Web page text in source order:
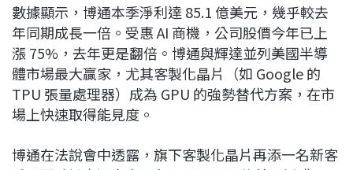
數據顯示，博通本季淨利達 85.1 億美元，幾乎較去
年同期成長一倍。受惠 AI 商機，公司股價今年已上
漲 75%，去年更是翻倍。博通與輝達並列美國半導
體市場最大贏家，尤其客製化晶片（如 Google 的
TPU 張量處理器）成為 GPU 的強勢替代方案，在市
場上快速取得能見度。
博通在法說會中透露，旗下客製化晶片再添一名新客